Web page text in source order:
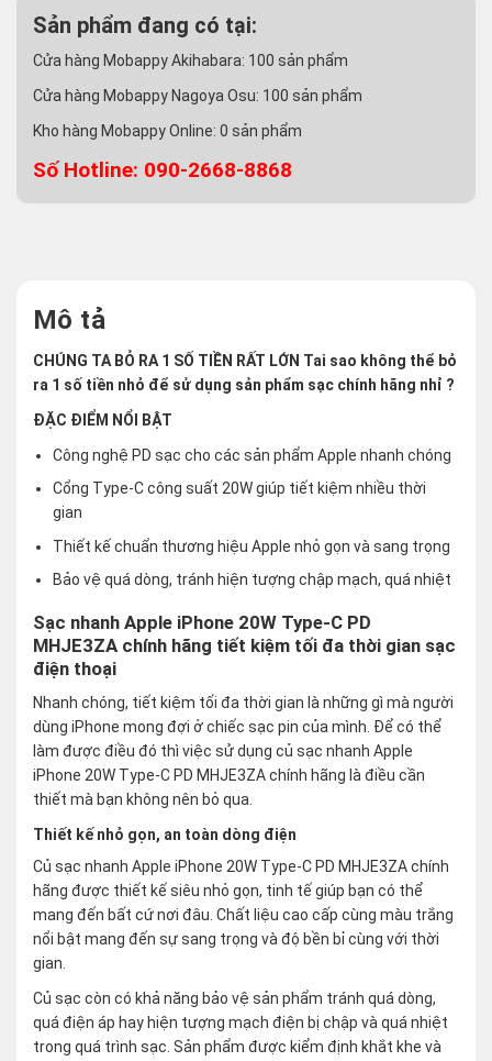
Sản phẩm đang có tại:
Cửa hàng Mobappy Akihabara: 100 sản phẩm
Cửa hàng Mobappy Nagoya Osu: 100 sản phẩm
Kho hàng Mobappy Online: 0 sản phẩm
Số Hotline: 090-2668-8868
Mô tả
CHÚNG TA BỎ RA 1 SỐ TIỀN RẤT LỚN Tai sao không thể bỏ
ra 1 số tiền nhỏ để sử dụng sản phẩm sạc chính hãng nhỉ ?
ĐẶC ĐIỂM NỔI BẬT
Công nghệ PD sạc cho các sản phẩm Apple nhanh chóng
Cổng Type-C công suất 20W giúp tiết kiệm nhiều thời
gian
Thiết kế chuẩn thương hiệu Apple nhỏ gọn và sang trọng
Bảo vệ quá dòng, tránh hiện tượng chập mạch, quá nhiệt
Sạc nhanh Apple iPhone 20W Type-C PD
MHJE3ZA chính hãng tiết kiệm tối đa thời gian sạc
điện thoại
Nhanh chóng, tiết kiệm tối đa thời gian là những gì mà người
dùng iPhone mong đợi ở chiếc sạc pin của mình. Để có thể
làm được điều đó thì việc sử dụng củ sạc nhanh Apple
iPhone 20W Type-C PD MHJE3ZA chính hãng là điều cần
thiết mà bạn không nên bỏ qua.
Thiết kế nhỏ gọn, an toàn dòng điện
Củ sạc nhanh Apple iPhone 20W Type-C PD MHJE3ZA chính
hãng được thiết kế siêu nhỏ gọn, tinh tế giúp bạn có thể
mang đến bất cứ nơi đâu. Chất liệu cao cấp cùng màu trắng
nổi bật mang đến sự sang trọng và độ bền bỉ cùng với thời
gian.
Củ sạc còn có khả năng bảo vệ sản phẩm tránh quá dòng,
quá điện áp hay hiện tượng mạch điện bị chập và quá nhiệt
trong quá trình sạc. Sản phẩm được kiểm định khắt khe và